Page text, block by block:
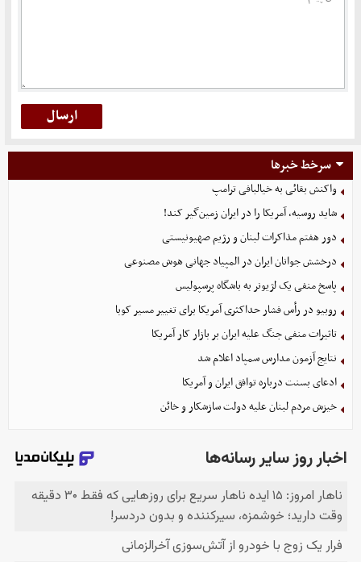
سرخط خبرها
واکنش بقائی به خیالبافی ترامپ
شاید روسیه، آمریکا را در ایران زمین‌گیر کند!
دور هفتم مذاکرات لبنان و رژیم صهیونیستی
درخشش جوانان ایران در المپیاد جهانی هوش مصنوعی
پاسخ منفی یک لژیونر به باشگاه پرسپولیس
روبیو در رأس فشار حداکثری آمریکا برای تغییر مسیر کوبا
تاثیرات منفی جنگ علیه ایران بر بازار کار آمریکا
نتایج آزمون مدارس سمپاد اعلام شد
ادعای بسنت درباره توافق ایران و آمریکا
خیزش مردم لبنان علیه دولت سازشکار و خائن